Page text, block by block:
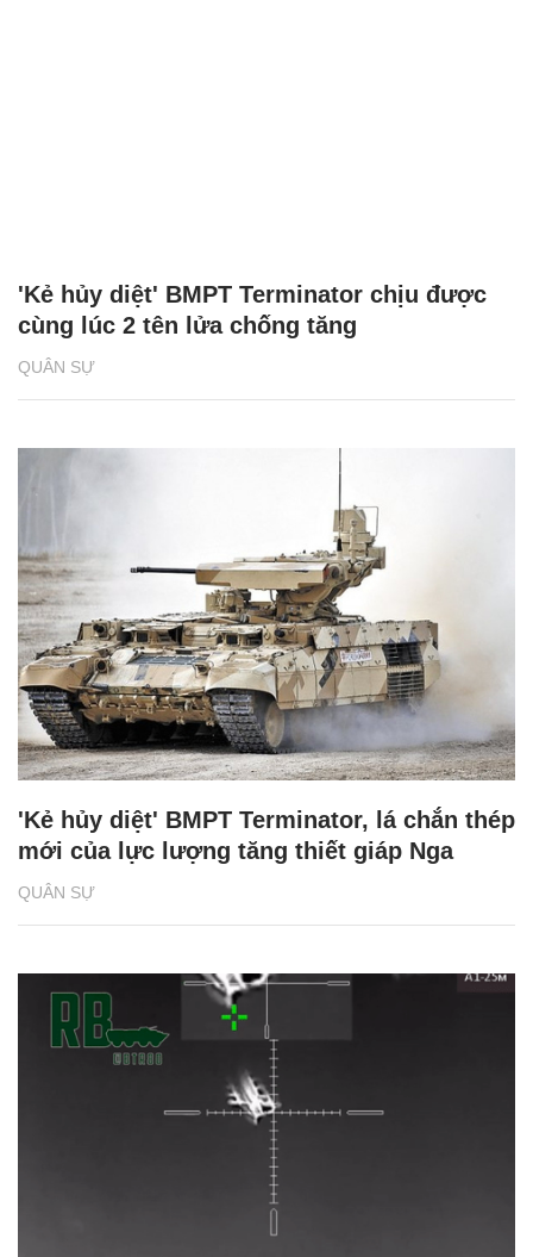
QUÂN SỰ
'Kẻ hủy diệt' BMPT Terminator chịu được
cùng lúc 2 tên lửa chống tăng
QUÂN SỰ
'Kẻ hủy diệt' BMPT Terminator, lá chắn thép
mới của lực lượng tăng thiết giáp Nga